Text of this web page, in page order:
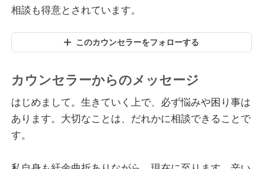
相談も得意とされています。
このカウンセラーをフォローする
カウンセラーからのメッセージ
はじめまして。生きていく上で、必ず悩みや困り事は
あります。大切なことは、だれかに相談できることで
す。